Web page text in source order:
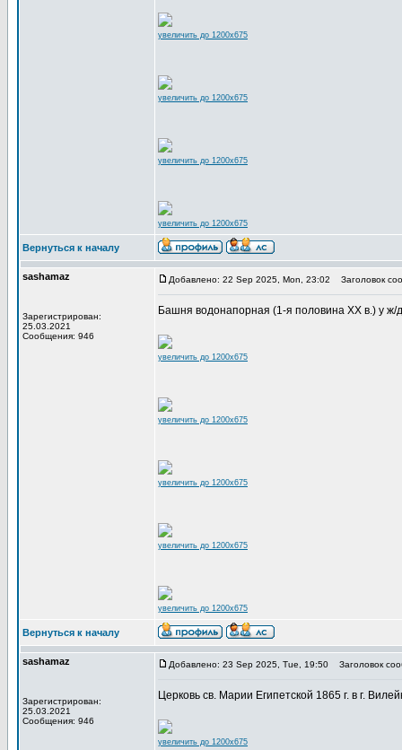
увеличить до 1200x675
увеличить до 1200x675
увеличить до 1200x675
увеличить до 1200x675
Вернуться к началу
sashamaz
Зарегистрирован:
25.03.2021
Сообщения: 946
Добавлено: 22 Sep 2025, Mon, 23:02 Заголовок
Башня водонапорная (1-я половина XX в.) у ж/
увеличить до 1200x675
увеличить до 1200x675
увеличить до 1200x675
увеличить до 1200x675
увеличить до 1200x675
Вернуться к началу
sashamaz
Зарегистрирован:
25.03.2021
Сообщения: 946
Добавлено: 23 Sep 2025, Tue, 19:50 Заголовок
Церковь св. Марии Египетской 1865 г. в г.
увеличить до 1200x675